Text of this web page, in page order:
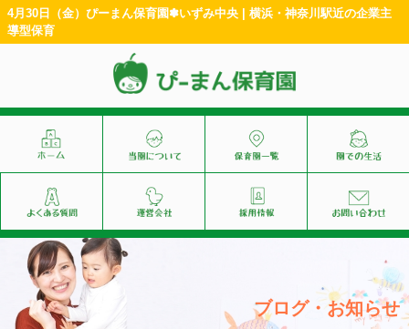
4月30日（金）ぴーまん保育園✽いずみ中央 | 横浜・神奈川駅近の企業主
導型保育
ブログ・お知らせ